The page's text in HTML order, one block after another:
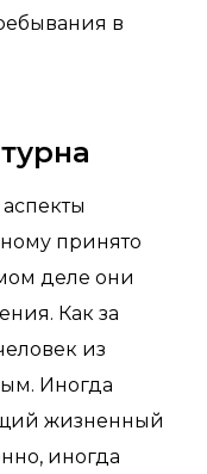
в
принято
деле они
Как за
из
Иногда
жизненный
иногда